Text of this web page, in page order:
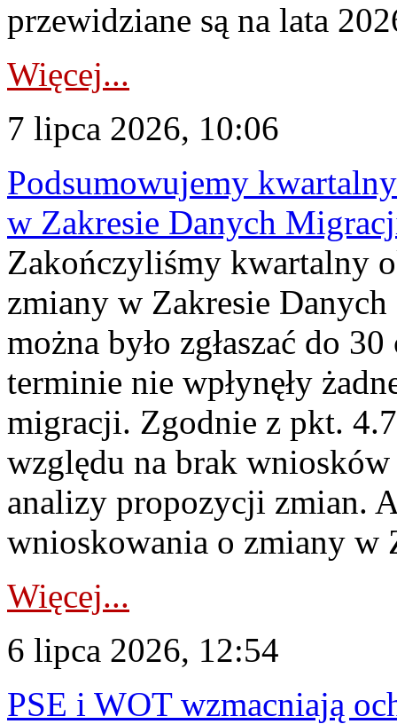
przewidziane są na lata
Więcej...
7 lipca 2026, 10:06
Podsumowujemy
w Zakresie Danych
Zakończyliśmy kwartalny
zmiany w Zakresie
można było zgłaszać do
terminie nie wpłynęły
migracji. Zgodnie z pkt.
względu na brak
analizy propozycji zmian.
wnioskowania o zmiany w
Więcej...
6 lipca 2026, 12:54
PSE i WOT wzmacniają